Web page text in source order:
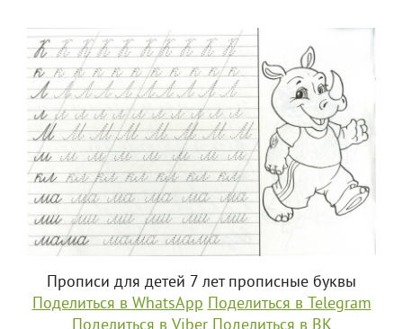
Прописи для детей 7 лет прописные буквы
Поделиться в WhatsApp Поделиться в Telegram